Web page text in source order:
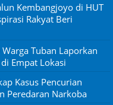
Kembangjoyo di HUT
Rakyat Beri
Tuban Laporkan
Empat Lokasi
Kasus Pencurian
Peredaran Narkoba